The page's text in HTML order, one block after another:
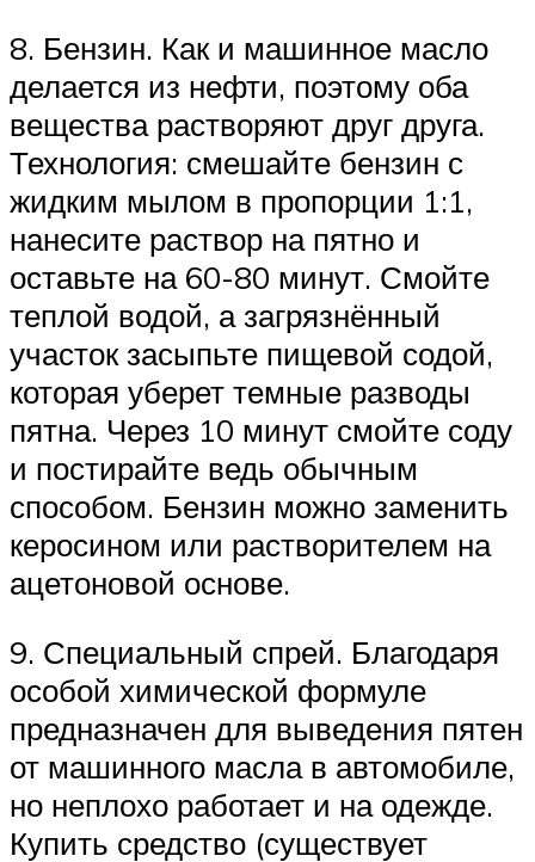
8. Бензин. Как и машинное масло
делается из нефти, поэтому оба
вещества растворяют друг друга.
Технология: смешайте бензин с
жидким мылом в пропорции 1:1,
нанесите раствор на пятно и
оставьте на 60-80 минут. Смойте
теплой водой, а загрязнённый
участок засыпьте пищевой содой,
которая уберет темные разводы
пятна. Через 10 минут смойте соду
и постирайте ведь обычным
способом. Бензин можно заменить
керосином или растворителем на
ацетоновой основе.
9. Специальный спрей. Благодаря
особой химической формуле
предназначен для выведения пятен
от машинного масла в автомобиле,
но неплохо работает и на одежде.
Купить средство (существует